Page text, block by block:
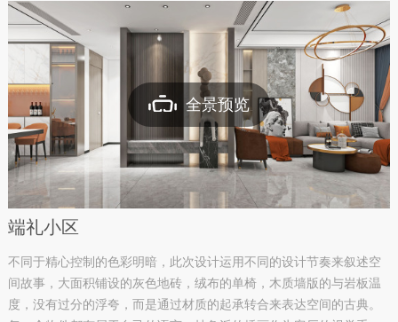
全景预览
端礼小区
不同于精心控制的色彩明暗，此次设计运用不同的设计节奏来叙述空
间故事，大面积铺设的灰色地砖，绒布的单椅，木质墙版的与岩板温
度，没有过分的浮夸，而是通过材质的起承转合来表达空间的古典。